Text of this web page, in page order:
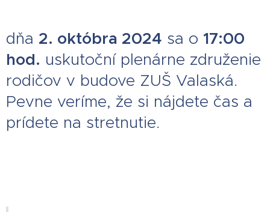
dňa 2. októbra 2024 sa o 17:00
hod. uskutoční plenárne združenie
rodičov v budove ZUŠ Valaská.
Pevne veríme, že si nájdete čas a
prídete na stretnutie.